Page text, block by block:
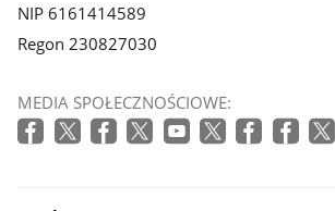
NIP 6161414589
Regon 230827030
MEDIA SPOŁECZNOŚCIOWE: